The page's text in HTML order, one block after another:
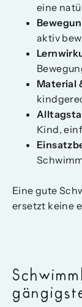
eine
aktiv
Material
Kind,
Eine gute
ersetzt keine